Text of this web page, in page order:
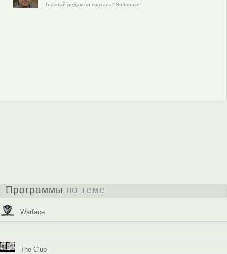
Главный редактор портала "Softobase"
Программы по теме
Warface
The Club